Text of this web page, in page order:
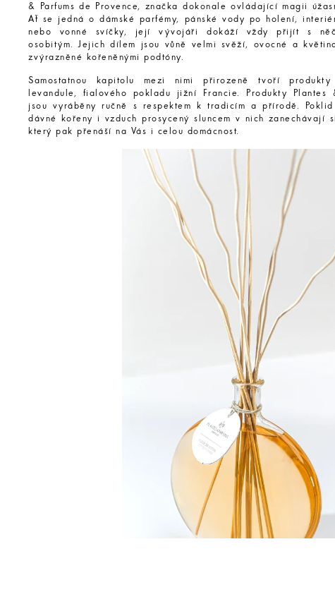
& Parfums de Provence, značka dokonale ovládající magii
Ať se jedná o dámské parfémy, pánské vody po holení,
nebo vonné svíčky, její vývojáři dokáží vždy přijít s
osobitým. Jejich dílem jsou vůně velmi svěží, ovocné a
zvýrazněné kořeněnými podtóny.
Samostatnou kapitolu mezi nimi přirozeně tvoří
levandule, fialového pokladu jižní Francie. Produkty Plantes
jsou vyráběny ručně s respektem k tradicím a přírodě. Poklid
dávné kořeny i vzduch prosycený sluncem v nich zanechávají
který pak přenáší na Vás i celou domácnost.